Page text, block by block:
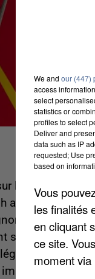
la route
au niveau de
encore.
sur les lieux du
We and our (447)
access
select
statistics or
profiles to select
Deliver and
data such as IP
requested; Use
based on
Vous
les finalités
en cliquant
ce site.
moment via